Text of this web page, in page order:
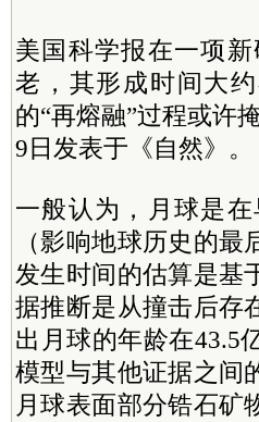
美国科学报在一项
老，其形成时间大
的“再熔融”过程或许
9日发表于《自然》。
一般认为，月球是
（影响地球历史的
发生时间的估算是基
据推断是从撞击后存
出月球的年龄在43.5
模型与其他证据之间
月球表面部分锆石矿